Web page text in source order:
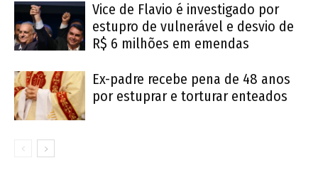
Vice de Flavio é investigado por
estupro de vulnerável e desvio de
R$ 6 milhões em emendas
Ex-padre recebe pena de 48 anos
por estuprar e torturar enteados